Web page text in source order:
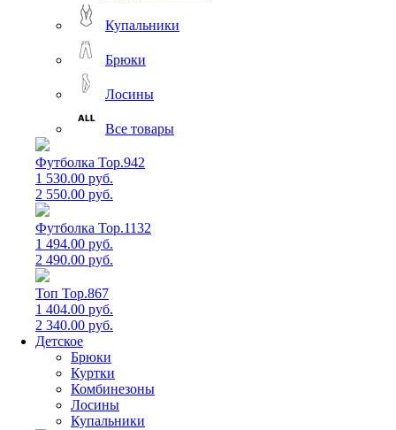
Купальники
Брюки
Лосины
Все товары
Футболка Top.942
1 530.00 руб.
2 550.00 руб.
Футболка Top.1132
1 494.00 руб.
2 490.00 руб.
Топ Top.867
1 404.00 руб.
2 340.00 руб.
Детское
Брюки
Куртки
Комбинезоны
Лосины
Купальники